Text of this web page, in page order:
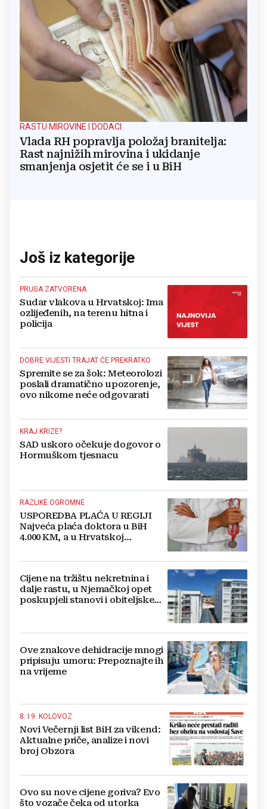
RASTU MIROVINE I DODACI
Vlada RH popravlja položaj branitelja:
Rast najnižih mirovina i ukidanje
smanjenja osjetit će se i u BiH
Još iz kategorije
PRUGA ZATVORENA
Sudar vlakova u Hrvatskoj: Ima
ozlijeđenih, na terenu hitna i
policija
DOBRE VIJESTI TRAJAT ĆE PREKRATKO
Spremite se za šok: Meteorolozi
poslali dramatično upozorenje,
ovo nikome neće odgovarati
KRAJ KRIZE?
SAD uskoro očekuje dogovor o
Hormuškom tjesnacu
RAZLIKE OGROMNE
USPOREDBA PLAĆA U REGIJI
Najveća plaća doktora u BiH
4.000 KM, a u Hrvatskoj
Cijene na tržištu nekretnina i
dalje rastu, u Njemačkoj opet
poskupjeli stanovi i obiteljske
Ove znakove dehidracije mnogi
pripisuju umoru: Prepoznajte ih
na vrijeme
8. I 9. KOLOVOZ
Novi Večernji list BiH za vikend:
Aktualne priče, analize i novi
broj Obzora
Ovo su nove cijene goriva? Evo
što vozače čeka od utorka